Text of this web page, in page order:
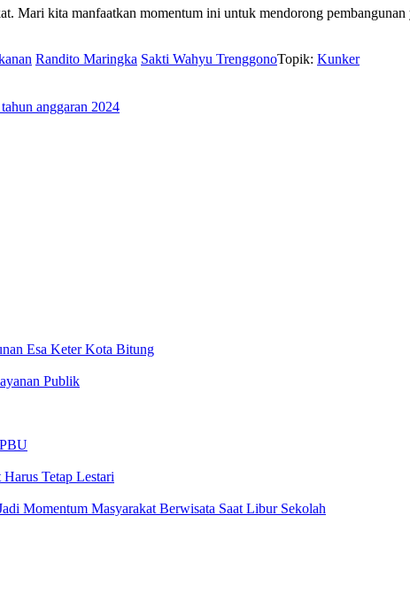
Mari kita manfaatkan momentum ini untuk mendorong
Randito Maringka Sakti Wahyu TrenggonoTopik: Kunker
anggaran 2024
Esa Keter Kota Bitung
Publik
Tetap Lestari
Momentum Masyarakat Berwisata Saat Libur Sekolah